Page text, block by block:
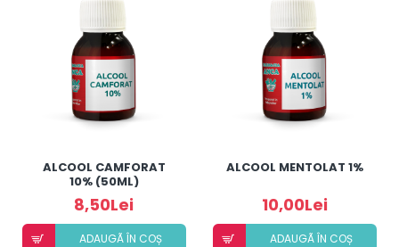
ALCOOL CAMFORAT
10% (50ML)
8,50Lei
ADAUGÃ ÎN COȘ
ALCOOL MENTOLAT 1%
10,00Lei
ADAUGÃ ÎN COȘ